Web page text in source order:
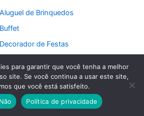
de Brinquedos
de Festas
Fotógrafo de Eventos
de Vendas
para garantir que você tenha a melhor
site. Se você continua a usar este site,
que você está satisfeito.
Não Política de privacidade